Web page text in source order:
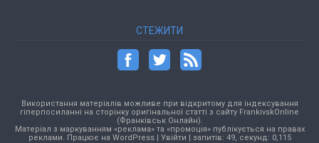
СТЕЖИТИ
Використання матеріалів можливе при відкритому для індексування
гіперпосиланні на сторінку оригінальної статті з сайту FrankivskOnline
(Франківськ Онлайн).
Матеріал з маркуванням «реклама» та «промоція» публікується на правах
реклами. Працює на WordPress| Увійти | запитів: 49, секунд: 0,115